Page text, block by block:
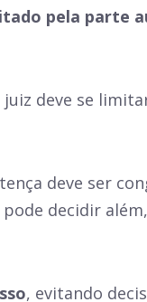
pela parte
deve se
deve ser
decidir
, evitando